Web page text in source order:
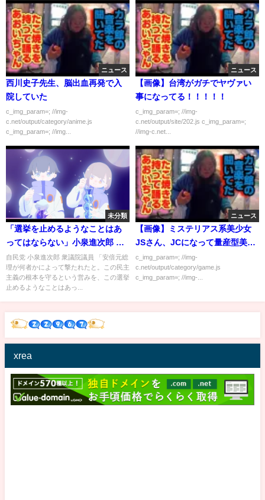
ニュース
西川史子先生、脳出血再発で入
院していた
c_img_param=; //img-
c.net/output/category/anime.js
c_img_param=; //img...
ニュース
【画像】台湾がガチでヤヴァい
事になってる！！！！！
c_img_param=; //img-
c.net/output/site/202.js c_img_param=;
//img-c.net...
未分類
「選挙を止めるようなことはあ
ってはならない」小泉進次郎 衆
議院議員 安倍元総理 銃撃され
て心肺停止｜TBS NEWS DIG
自民党 小泉進次郎 衆議院議員 「安倍元総
理が何者かによって撃たれたと。この民主
主義の根本を守るという営みを、この選挙
止めるようなことはあっ...
ニュース
【画像】ミステリアス系美少女
JSさん、JCになって量産型美人
になってしまう
c_img_param=; //img-
c.net/output/category/game.js
c_img_param=; //img-...
xrea